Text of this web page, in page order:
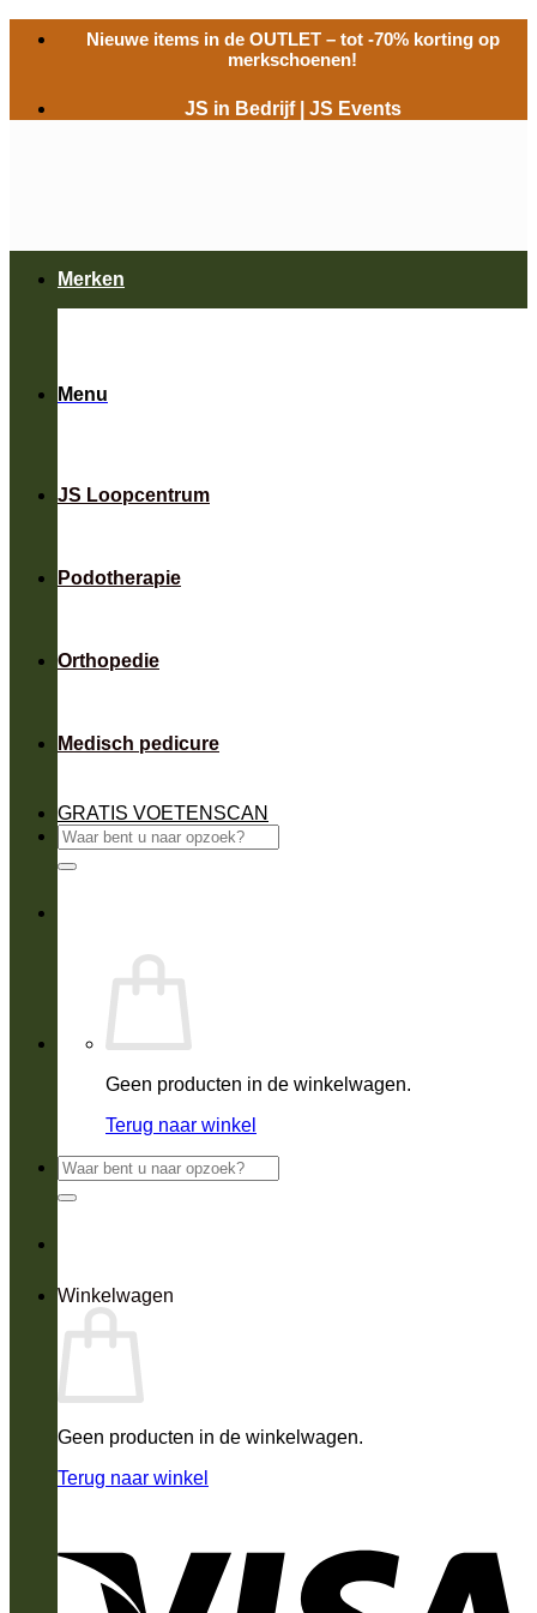
naar
Nieuwe items in de OUTLET– tot -70% korting op
merkschoenen!
JS in Bedrijf JS Events
Menu
JS Loopcentrum
Podotherapie
Orthopedie
Medisch pedicure
GRATIS VOETENSCAN
Zoeken
naar:
Geen producten in de winkelwagen.
Terug naar winkel
Zoeken
naar:
Winkelwagen
Geen producten in de winkelwagen.
Terug naar winkel
Merken